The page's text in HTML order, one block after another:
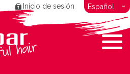
Inicio de sesión Español